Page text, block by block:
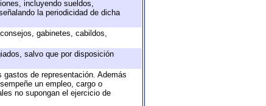
incluyendo sueldos,
la periodicidad de dicha
gabinetes, cabildos,
salvo que por disposición
de representación. Además
un empleo, cargo o
no supongan el ejercicio de